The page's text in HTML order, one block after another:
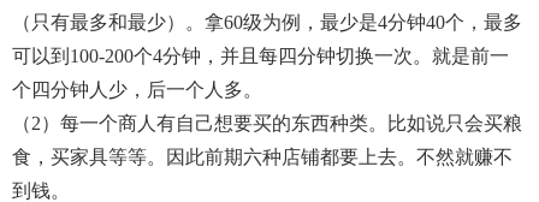
（只有最多和最少）。拿60级为例，最少是4分钟40个，最多
可以到100-200个4分钟，并且每四分钟切换一次。就是前一
个四分钟人少，后一个人多。
（2）每一个商人有自己想要买的东西种类。比如说只会买粮
食，买家具等等。因此前期六种店铺都要上去。不然就赚不
到钱。